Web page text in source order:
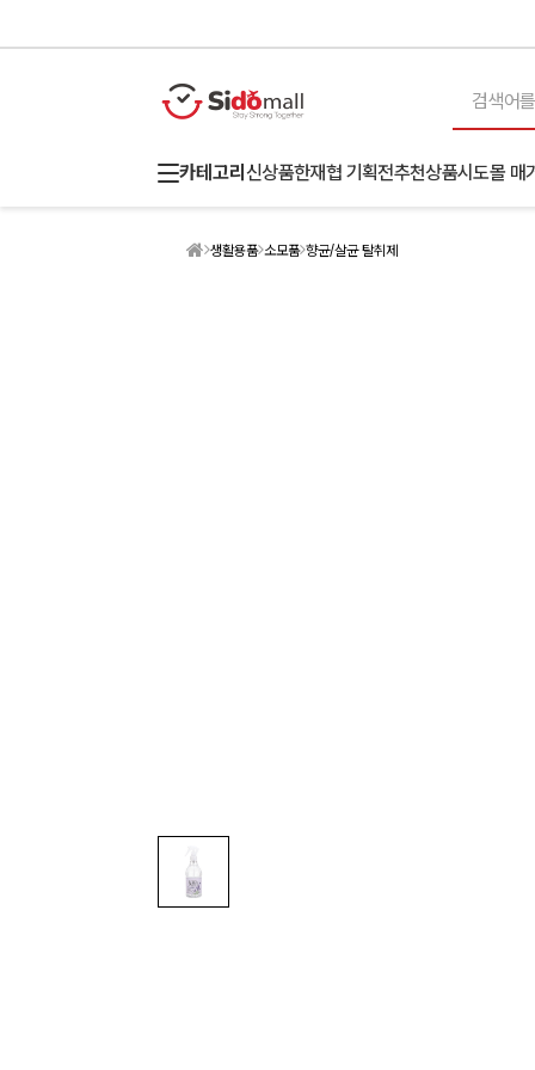
카테고리 신상품한재협 기획전추천상품시도몰 매
생활용품 소모품 향균/살균 탈취제